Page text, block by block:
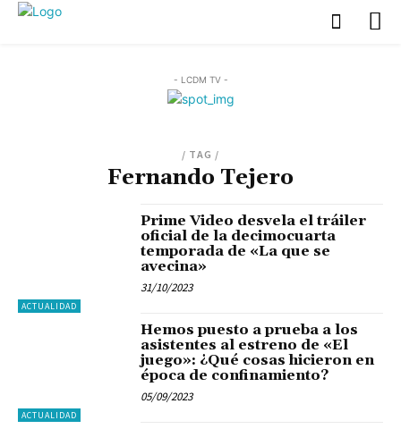
- LCDM TV -
/ TAG /
Fernando Tejero
ACTUALIDAD
Prime Video desvela el tráiler
oficial de la decimocuarta
temporada de «La que se
avecina»
31/10/2023
ACTUALIDAD
Hemos puesto a prueba a los
asistentes al estreno de «El
juego»: ¿Qué cosas hicieron en
época de confinamiento?
05/09/2023